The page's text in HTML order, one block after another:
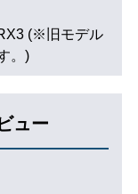
(※旧モデル
。)
ュー